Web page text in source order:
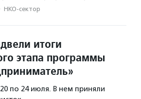
· НКО-сектор
итоги
этапа программы
по 24 июля. В нем приняли